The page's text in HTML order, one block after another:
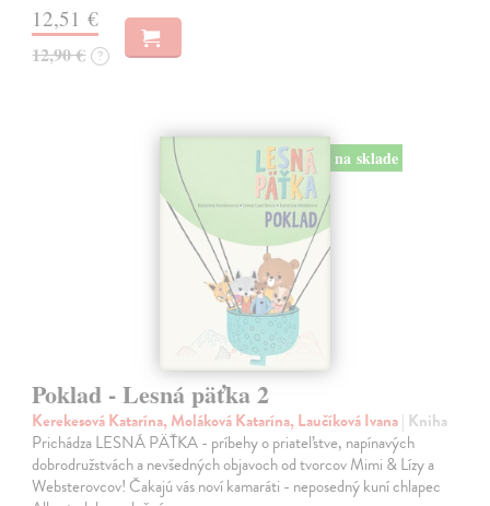
12,51 €
12,90 € ?
na sklade
Poklad - Lesná päťka 2
Kerekesová Katarína, Moláková Katarína, Laučíková Ivana| Kniha
Prichádza LESNÁ PÄŤKA - príbehy o priateľstve, napínavých
dobrodružstvách a nevšedných objavoch od tvorcov Mimi & Lízy a
Websterovcov! Čakajú vás noví kamaráti - neposedný kuní chlapec